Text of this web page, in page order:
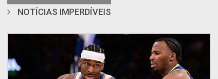
NOTÍCIAS IMPERDÍVEIS